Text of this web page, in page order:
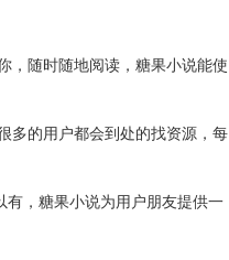
，随时随地阅读，糖果小说能使
多的用户都会到处的找资源，每
，糖果小说为用户朋友提供一